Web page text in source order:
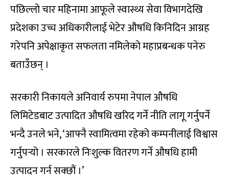
पछिल्लो चार महिनामा आफूले स्वास्थ्य सेवा विभागदेखि
प्रदेशका उच्च अधिकारीलाई भेटेर औषधि किनिदिन आग्रह
गरेपनि अपेक्षाकृत सफलता नमिलेको महाप्रबन्धक पनेरु
बताउँछन् ।
सरकारी निकायले अनिवार्य रुपमा नेपाल औषधि
लिमिटेडबाट उत्पादित औषधि खरिद गर्ने नीति लागू गर्नुपर्ने
भन्दै उनले भने, ‘आफ्नै स्वामित्वमा रहेको कम्पनीलाई विश्वास
गर्नुपर्‍यो । सरकारले निःशुल्क वितरण गर्ने औषधि हामी
उत्पादन गर्न सक्छौं ।’